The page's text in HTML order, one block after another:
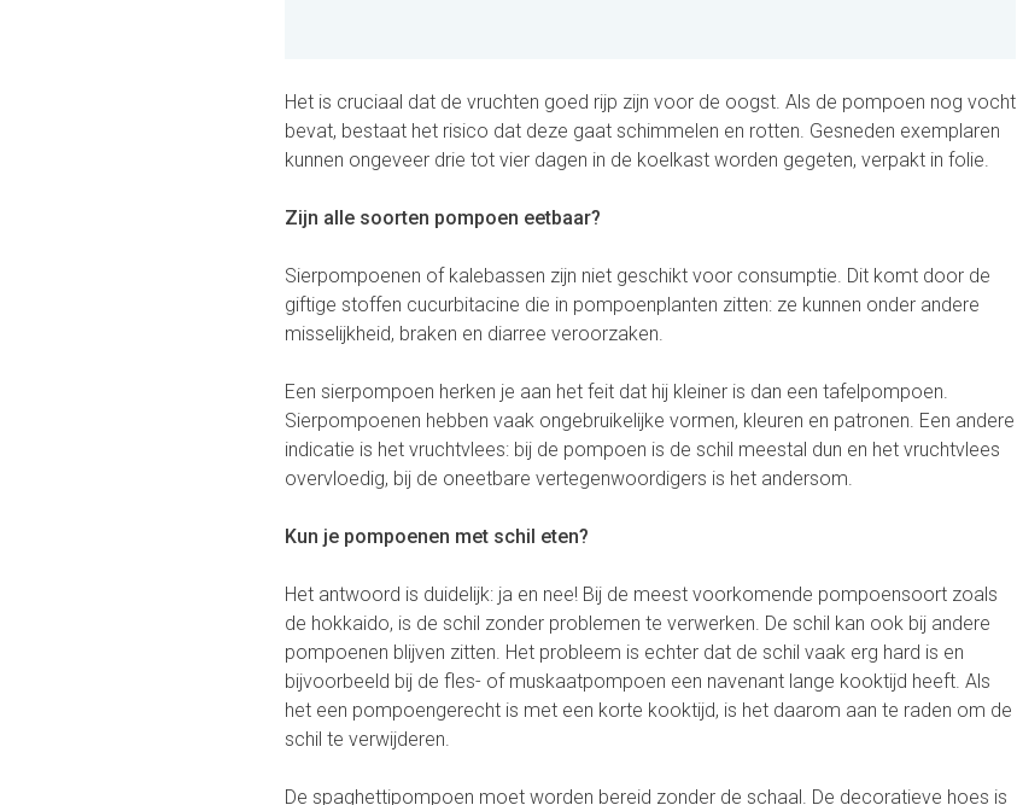
Het is cruciaal dat de vruchten goed rijp zijn voor de oogst. Als de pompoen nog vocht
bevat, bestaat het risico dat deze gaat schimmelen en rotten. Gesneden exemplaren
kunnen ongeveer drie tot vier dagen in de koelkast worden gegeten, verpakt in folie.
Zijn alle soorten pompoen eetbaar?
Sierpompoenen of kalebassen zijn niet geschikt voor consumptie. Dit komt door de
giftige stoffen cucurbitacine die in pompoenplanten zitten: ze kunnen onder andere
misselijkheid, braken en diarree veroorzaken.
Een sierpompoen herken je aan het feit dat hij kleiner is dan een tafelpompoen.
Sierpompoenen hebben vaak ongebruikelijke vormen, kleuren en patronen. Een andere
indicatie is het vruchtvlees: bij de pompoen is de schil meestal dun en het vruchtvlees
overvloedig, bij de oneetbare vertegenwoordigers is het andersom.
Kun je pompoenen met schil eten?
Het antwoord is duidelijk: ja en nee! Bij de meest voorkomende pompoensoort zoals
de hokkaido, is de schil zonder problemen te verwerken. De schil kan ook bij andere
pompoenen blijven zitten. Het probleem is echter dat de schil vaak erg hard is en
bijvoorbeeld bij de fles- of muskaatpompoen een navenant lange kooktijd heeft. Als
het een pompoengerecht is met een korte kooktijd, is het daarom aan te raden om de
schil te verwijderen.
De spaghettipompoen moet worden bereid zonder de schaal. De decoratieve hoes is